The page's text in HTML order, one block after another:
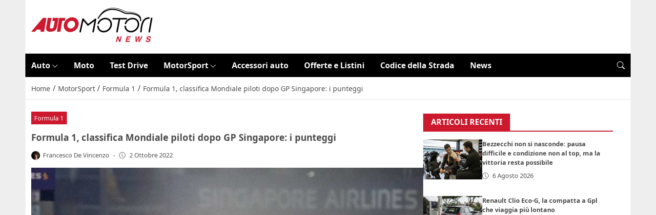
Auto Moto Test Drive MotorSport Accessori auto Offerte e Listini Codice della Strada News
Home / MotorSport / Formula 1 / Formula 1, classifica Mondiale piloti dopo GP Singapore: i punteggi
Formula 1
Formula 1, classifica Mondiale piloti dopo GP Singapore: i punteggi
Francesco De Vincenzo - 2 Ottobre 2022
ARTICOLI RECENTI
Bezzecchi non si nasconde: pausa
difficile e condizione non al top, ma la
vittoria resta possibile
6 Agosto 2026
Renault Clio Eco-G, la compatta a Gpl
che viaggia più lontano